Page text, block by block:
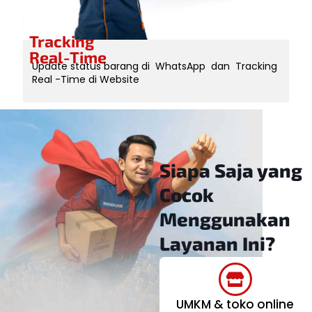
Tracking
Real-Time
Update status barang di WhatsApp dan Tracking
Real -Time di Website
Siapa Saja yang
Cocok
Menggunakan
Layanan Ini?
UMKM & toko online